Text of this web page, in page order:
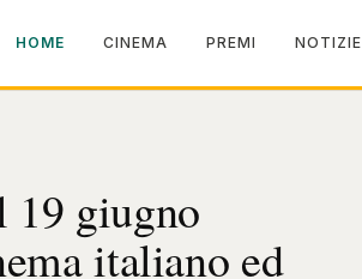
HOME CINEMA PREMI NOTIZIE
19 giugno
italiano ed